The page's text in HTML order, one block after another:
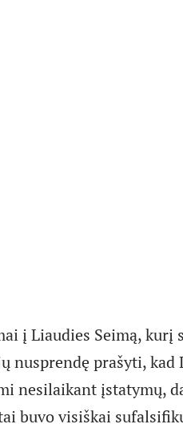
į Liaudies Seimą, kurį
nusprendę prašyti,
nesilaikant įstatymų,
buvo visiškai